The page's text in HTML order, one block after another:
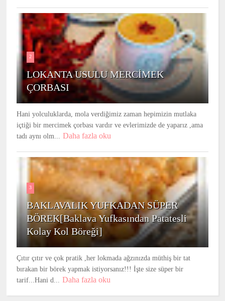
2
LOKANTA USULU MERCİMEK
ÇORBASI
Hani yolculuklarda, mola verdiğimiz zaman hepimizin mutlaka
içtiği bir mercimek çorbası vardır ve evlerimizde de yaparız ,ama
tadı aynı olm... Daha fazla oku
3
BAKLAVALIK YUFKADAN SÜPER
BÖREK[Baklava Yufkasından Patatesli
Kolay Kol Böreği]
Çıtır çıtır ve çok pratik ,her lokmada ağzınızda müthiş bir tat
bırakan bir börek yapmak istiyorsanız!!! İşte size süper bir
tarif...Hani d... Daha fazla oku